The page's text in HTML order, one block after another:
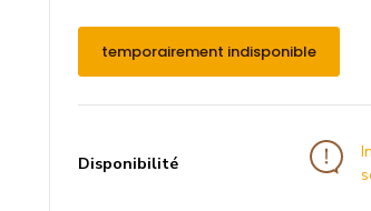
temporairement indisponible
Disponibilité